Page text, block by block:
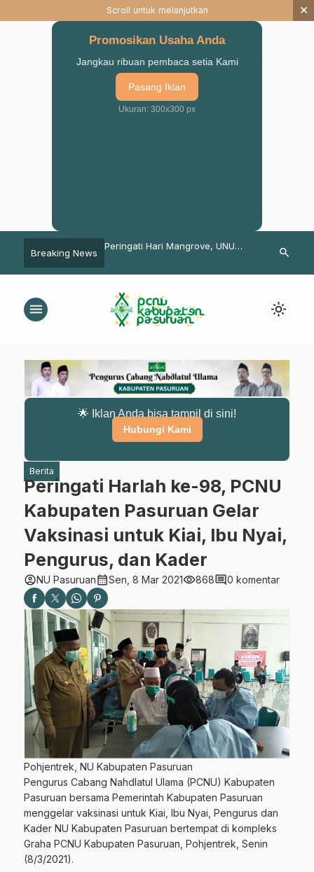
Scroll untuk melanjutkan ×
Promosikan Usaha Anda
Jangkau ribuan pembaca setia Kami
Pasang Iklan
Ukuran: 300x300 px
Breaking News
Banser Rejoso
Bumi Hubbul
Peringati Hari Mangrove, UNU
Mangrove di Pesisir Tambak
Lekok
Mengenal
search
menu light_mode
🌟 Iklan Anda bisa tampil di sini!
Hubungi Kami
Berita
Peringati Harlah ke-98, PCNU
Kabupaten Pasuruan Gelar
Vaksinasi untuk Kiai, Ibu Nyai,
Pengurus, dan Kader
account_circleNU Pasuruancalendar_monthSen, 8 Mar 2021visibility868comment0 komentar
Pohjentrek, NU Kabupaten Pasuruan
Pengurus Cabang Nahdlatul Ulama (PCNU) Kabupaten
Pasuruan bersama Pemerintah Kabupaten Pasuruan
menggelar vaksinasi untuk Kiai, Ibu Nyai, Pengurus dan
Kader NU Kabupaten Pasuruan bertempat di kompleks
Graha PCNU Kabupaten Pasuruan, Pohjentrek, Senin
(8/3/2021).